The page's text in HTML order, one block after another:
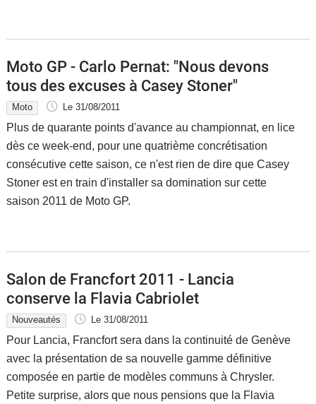
Moto GP - Carlo Pernat: "Nous devons
tous des excuses à Casey Stoner"
Moto Le 31/08/2011
Plus de quarante points d'avance au championnat, en lice
dès ce week-end, pour une quatrième concrétisation
consécutive cette saison, ce n'est rien de dire que Casey
Stoner est en train d'installer sa domination sur cette
saison 2011 de Moto GP.
Salon de Francfort 2011 - Lancia
conserve la Flavia Cabriolet
Nouveautés Le 31/08/2011
Pour Lancia, Francfort sera dans la continuité de Genève
avec la présentation de sa nouvelle gamme définitive
composée en partie de modèles communs à Chrysler.
Petite surprise, alors que nous pensions que la Flavia